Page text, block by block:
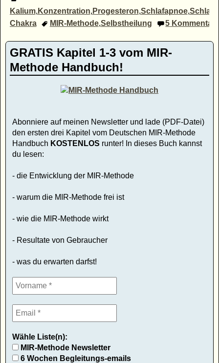
Kalium, Konzentration, Progesteron,Schlafapnoe,
Chakra
MIR-Methode,Selbstheilung 5
GRATIS Kapitel 1-3 vom MIR-
Methode Handbuch!
Abonniere auf meinen Newsletter und lade (PDF-Datei)
den ersten drei Kapitel vom Deutschen MIR-Methode
Handbuch KOSTENLOS runter! In dieses Buch kannst
du lesen:
- die Entwicklung der MIR-Methode
- warum die MIR-Methode frei ist
- wie die MIR-Methode wirkt
- Resultate von Gebraucher
- was du erwarten darfst!
Wähle Liste(n):
MIR-Methode Newsletter
6 Wochen Begleitungs-emails